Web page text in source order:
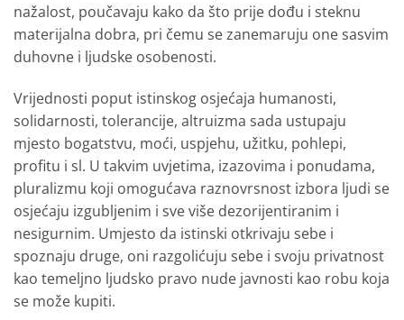
nažalost, poučavaju kako da što prije dođu i steknu
materijalna dobra, pri čemu se zanemaruju one sasvim
duhovne i ljudske osobenosti.
Vrijednosti poput istinskog osjećaja humanosti,
solidarnosti, tolerancije, altruizma sada ustupaju
mjesto bogatstvu, moći, uspjehu, užitku, pohlepi,
profitu i sl. U takvim uvjetima, izazovima i ponudama,
pluralizmu koji omogućava raznovrsnost izbora ljudi se
osjećaju izgubljenim i sve više dezorijentiranim i
nesigurnim. Umjesto da istinski otkrivaju sebe i
spoznaju druge, oni razgolićuju sebe i svoju privatnost
kao temeljno ljudsko pravo nude javnosti kao robu koja
se može kupiti.